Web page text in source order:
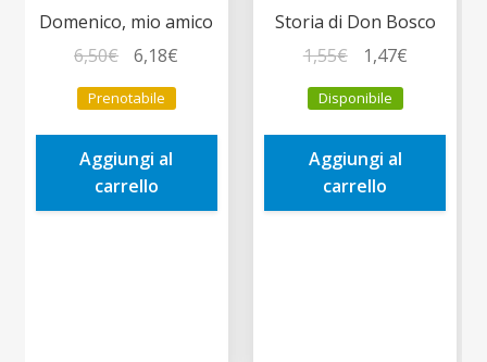
Domenico, mio amico
6,50€
prezzo
originale
era:
6,50€.
6,18€
è:
Prenotabile
Aggiungi al
carrello
Storia di Don Bosco
1,55€
prezzo
originale
era:
1,55€.
1,47€Il
è:
Disponibile
Aggiungi al
carrello